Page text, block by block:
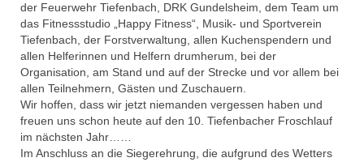
der Feuerwehr Tiefenbach, DRK Gundelsheim, dem Team um
das Fitnessstudio „Happy Fitness“, Musik- und Sportverein
Tiefenbach, der Forstverwaltung, allen Kuchenspendern und
allen Helferinnen und Helfern drumherum, bei der
Organisation, am Stand und auf der Strecke und vor allem bei
allen Teilnehmern, Gästen und Zuschauern.
Wir hoffen, dass wir jetzt niemanden vergessen haben und
freuen uns schon heute auf den 10. Tiefenbacher Froschlauf
im nächsten Jahr……
Im Anschluss an die Siegerehrung, die aufgrund des Wetters